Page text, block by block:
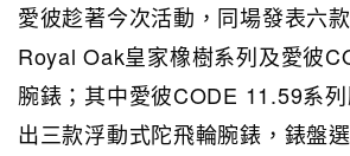
愛彼趁著今次活動，同場發表六
Royal Oak皇家橡樹系列及愛彼
腕錶；其中愛彼CODE 11.59系
出三款浮動式陀飛輪腕錶，錶盤